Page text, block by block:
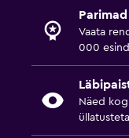
Vaata
000
Näed